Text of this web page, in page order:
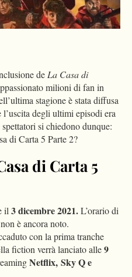
de La Casa di
milioni di fan in
stagione è stata diffusa
degli ultimi episodi era
si chiedono dunque:
di Carta 5 Parte 2?
di Carta 5
il 3 dicembre 2021.L’orario di
è ancora noto.
con la prima tranche
fiction verrà lanciato alle9
Netflix, Sky Q e